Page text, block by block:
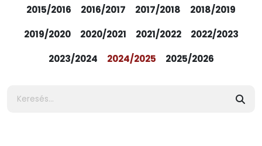
2015/2016
2016/2017 2017/2018
2018/2019
2019/2020
2020/2021 2021/2022
2022/2023
2023/2024
2024/2025 2025/2026